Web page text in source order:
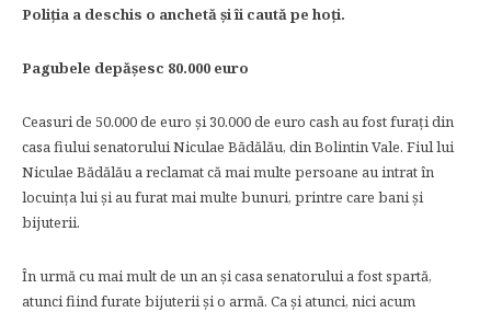
Poliția a deschis o anchetă și îi caută pe hoți.
Pagubele depășesc 80.000 euro
Ceasuri de 50.000 de euro și 30.000 de euro cash au fost furați din
casa fiului senatorului Niculae Bădălău, din Bolintin Vale. Fiul lui
Niculae Bădălău a reclamat că mai multe persoane au intrat în
locuința lui și au furat mai multe bunuri, printre care bani și
bijuterii.
În urmă cu mai mult de un an și casa senatorului a fost spartă,
atunci fiind furate bijuterii și o armă. Ca și atunci, nici acum